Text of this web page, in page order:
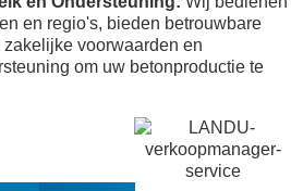
en regio's, bieden betrouwbare
zakelijke voorwaarden en
om uw betonproductie te